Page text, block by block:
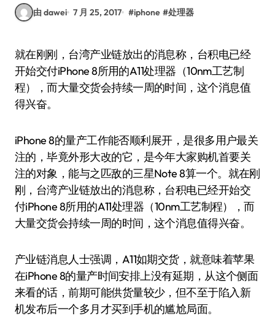
由 dawei 7 月 25, 2017 #iphone #处理器
就在刚刚，台湾产业链放出的消息称，台积电已经
开始交付iPhone 8所用的A11处理器（10nm工艺制
程），而大量交货会持续一周的时间，这个消息值
得兴奋。
iPhone 8的量产工作能否顺利展开，是很多用户最关
注的，毕竟外形大改的它，是今年大家购机首要关
注的对象，能与之匹敌的三星Note 8算一个。就在刚
刚，台湾产业链放出的消息称，台积电已经开始交
付iPhone 8所用的A11处理器（10nm工艺制程），而
大量交货会持续一周的时间，这个消息值得兴奋。
产业链消息人士强调，A11如期交货，就意味着苹果
在iPhone 8的量产时间安排上没有延期，从这个侧面
来看的话，前期可能供货量较少，但不至于陷入新
机发布后一个多月才买到手机的尴尬局面。